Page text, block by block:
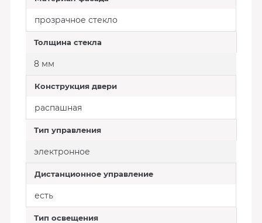
прозрачное стекло
Толщина стекла
8 мм
Конструкция двери
распашная
Тип управления
электронное
Дистанционное управление
есть
Тип освещения